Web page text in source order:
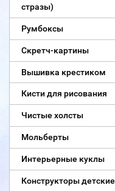
стразы)
Румбоксы
Скретч-картины
Вышивка крестиком
Кисти для рисования
Чистые холсты
Мольберты
Интерьерные куклы
Конструкторы детские